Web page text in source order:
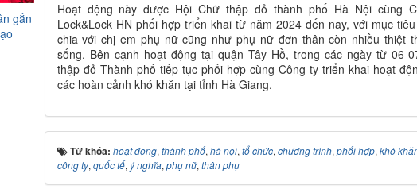
Hoạt động này được Hội Chữ thập đỏ thành phố Hà Nội cùng
Lock&Lock HN phối hợp triển khai từ năm 2024 đến nay, với mục
chia với chị em phụ nữ cũng như phụ nữ đơn thân còn nhiều thiệt
sống. Bên cạnh hoạt động tại quận Tây Hồ, trong các ngày từ 06-
thập đỏ Thành phố tiếp tục phối hợp cùng Công ty triển khai hoạt
các hoàn cảnh khó khăn tại tỉnh Hà Giang.
Từ khóa: hoạt động, thành phố, hà nội, tổ chức, chương trình, phối hợp, khó
công ty, quốc tế, ý nghĩa, phụ nữ, thân phụ